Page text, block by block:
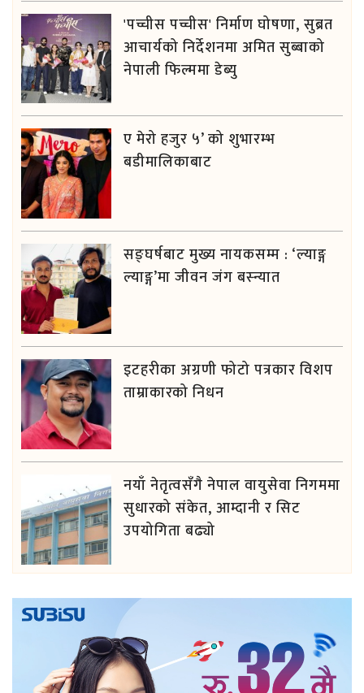
'पच्चीस पच्चीस' निर्माण घोषणा, सुब्रत
आचार्यको निर्देशनमा अमित सुब्बाको
नेपाली फिल्ममा डेब्यु
ए मेरो हजुर ५’ को शुभारम्भ
बडीमालिकाबाट
सङ्घर्षबाट मुख्य नायकसम्म : ‘ल्याङ्ग
ल्याङ्ग’मा जीवन जंग बस्न्यात
इटहरीका अग्रणी फोटो पत्रकार विशप
ताम्राकारको निधन
नयाँ नेतृत्वसँगै नेपाल वायुसेवा निगममा
सुधारको संकेत, आम्दानी र सिट
उपयोगिता बढ्यो